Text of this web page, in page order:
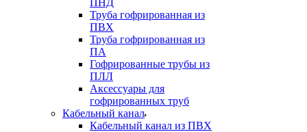
ПНД
Труба гофрированная из
ПВХ
Труба гофрированная из
ПА
Гофрированные трубы из
ПЛЛ
Аксессуары для
гофрированных труб
Кабельный канал
Кабельный канал из ПВХ